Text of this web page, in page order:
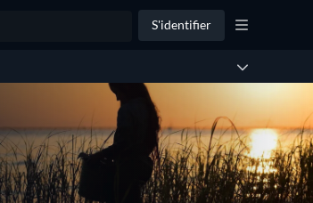
S'identifier